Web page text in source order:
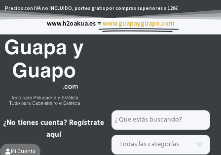
al
Precios con IVA no INCLUIDO, portes gratis por compras superiores a 120€
www.h2oakua.es = www.guapayguapo.com
Search
...
¿No tienes cuenta? Regístrate
aquí
Mi Cuenta